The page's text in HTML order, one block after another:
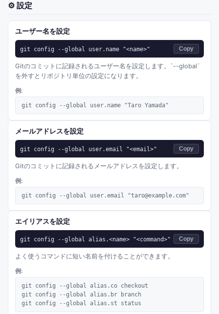
⚙️ 設定
ユーザー名を設定
git config --global user.name "<name>" Copy
Gitのコミットに記録されるユーザー名を設定します。`--global`
を外すとリポジトリ単位の設定になります。
例:
git config --global user.name "Taro Yamada"
メールアドレスを設定
git config --global user.email "<email>" Copy
Gitのコミットに記録されるメールアドレスを設定します。
例:
git config --global user.email "taro@example.com"
エイリアスを設定
git config --global alias.<name> "<command>" Copy
よく使うコマンドに短い名前を付けることができます。
例:
git config --global alias.co checkout
git config --global alias.br branch
git config --global alias.st status